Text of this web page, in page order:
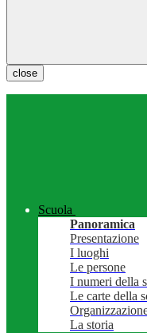
close
Scuola
Panoramica
Presentazione
I luoghi
Le persone
I numeri della
Le carte della
La storia